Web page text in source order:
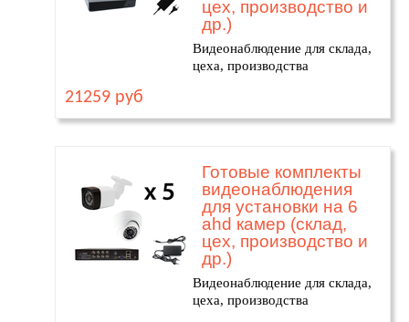
цех, производство и
др.)
Видеонаблюдение для склада,
цеха, производства
21259 руб
Готовые комплекты
видеонаблюдения
для установки на 6
ahd камер (склад,
цех, производство и
др.)
Видеонаблюдение для склада,
цеха, производства